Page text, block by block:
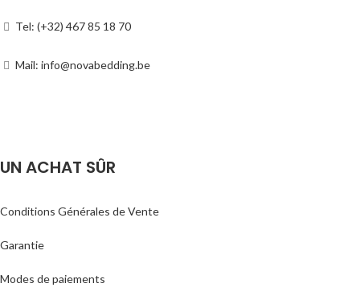
Tel: (+32) 467 85 18 70
Mail: info@novabedding.be
UN ACHAT SÛR
Conditions Générales de Vente
Garantie
Modes de paiements